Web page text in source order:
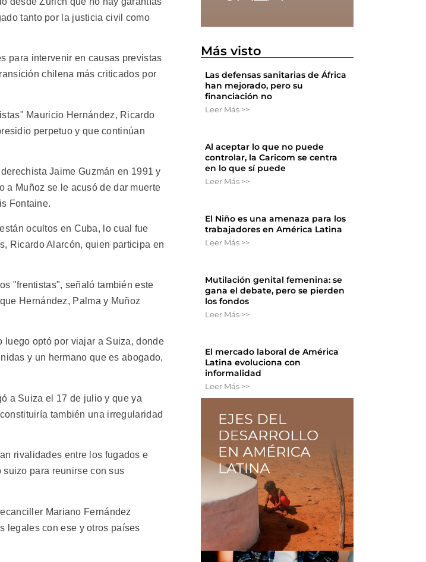
tanto por la justicia civil como
para intervenir en causas previstas
chilena más criticados por
Mauricio Hernández, Ricardo
perpetuo y que continúan
Jaime Guzmán en 1991 y
a Muñoz se le acusó de dar muerte
Fontaine.
ocultos en Cuba, lo cual fue
Ricardo Alarcón, quien participa en
"frentistas", señaló también este
Hernández, Palma y Muñoz
luego optó por viajar a Suiza, donde
y un hermano que es abogado,
a Suiza el 17 de julio y que ya
también una irregularidad
rivalidades entre los fugados e
para reunirse con sus
Mariano Fernández
legales con ese y otros países
Más visto
Las defensas sanitarias de África
han mejorado, pero su
financiación no
Leer Más >>
Al aceptar lo que no puede
controlar, la Caricom se centra
en lo que sí puede
Leer Más >>
El Niño es una amenaza para los
trabajadores en América Latina
Leer Más >>
Mutilación genital femenina: se
gana el debate, pero se pierden
los fondos
Leer Más >>
El mercado laboral de América
Latina evoluciona con
informalidad
Leer Más >>